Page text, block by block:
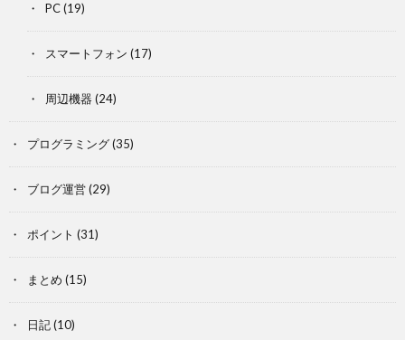
PC(19)
スマートフォン (17)
周辺機器 (24)
プログラミング(35)
ブログ運営(29)
ポイント (31)
まとめ (15)
日記(10)